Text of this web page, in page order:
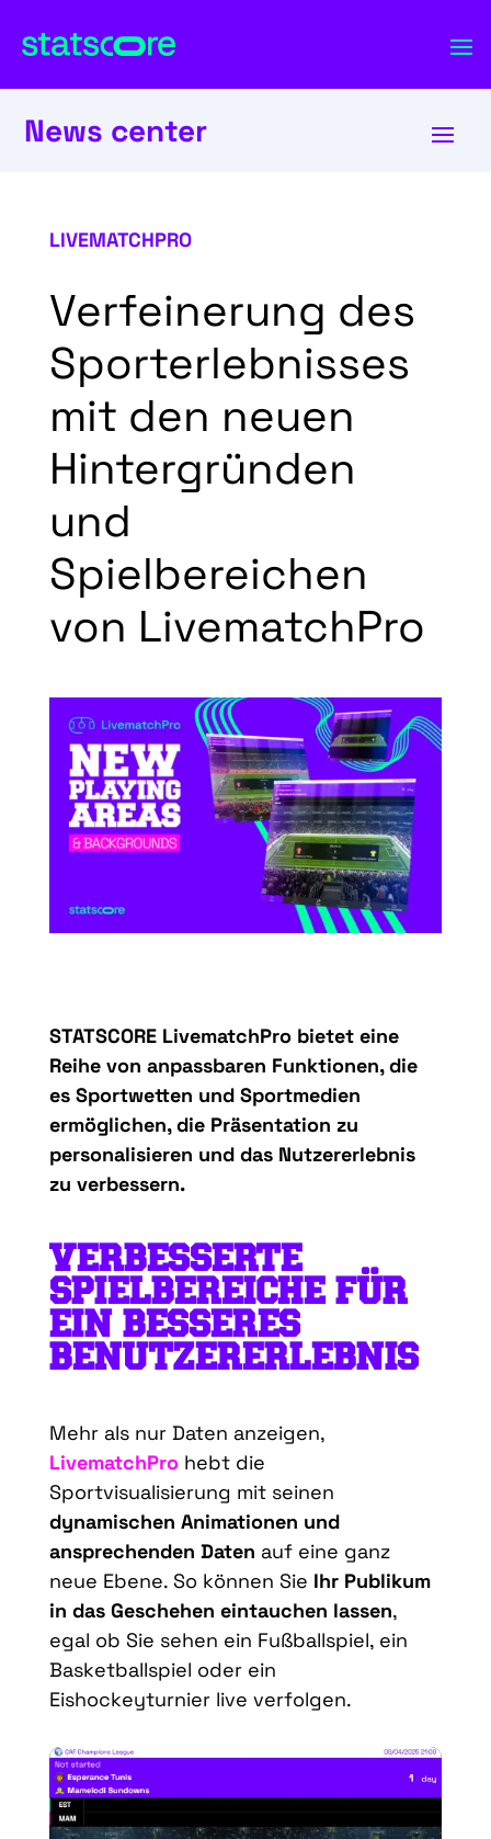
News center
LIVEMATCHPRO
Verfeinerung des
Sporterlebnisses
mit den neuen
Hintergründen
und
Spielbereichen
von LivematchPro
STATSCORE LivematchProbietet eine
Reihe von anpassbaren Funktionen, die
es Sportwetten und Sportmedien
ermöglichen, die Präsentation zu
personalisieren und das Nutzererlebnis
zu verbessern.
VERBESSERTE
SPIELBEREICHE FÜR
EIN BESSERES
BENUTZERERLEBNIS
Mehr als nur Daten anzeigen,
LivematchProhebt die
Sportvisualisierung mit seinen
dynamischen Animationen und
ansprechenden Daten auf eine ganz
neue Ebene. So können Sie Ihr Publikum
in das Geschehen eintauchen lassen,
egal ob Sie sehen ein Fußballspiel, ein
Basketballspiel oder ein
Eishockeyturnier live verfolgen.